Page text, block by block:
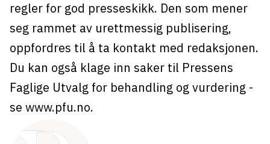
regler for god presseskikk. Den som mener
seg rammet av urettmessig publisering,
oppfordres til å ta kontakt med redaksjonen.
Du kan også klage inn saker til Pressens
Faglige Utvalg for behandling og vurdering -
se www.pfu.no.